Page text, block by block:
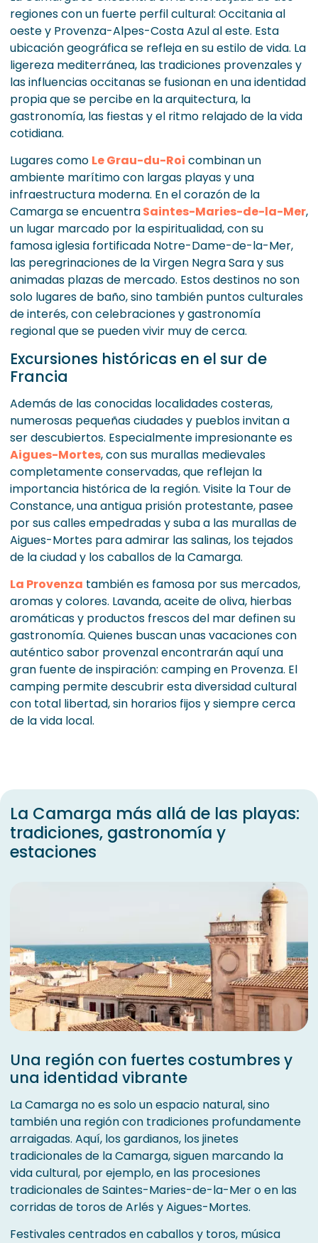
regiones con un fuerte perfil cultural: Occitania al
oeste y Provenza-Alpes-Costa Azul al este. Esta
ubicación geográfica se refleja en su estilo de vida. La
ligereza mediterránea, las tradiciones provenzales y
las influencias occitanas se fusionan en una identidad
propia que se percibe en la arquitectura, la
gastronomía, las fiestas y el ritmo relajado de la vida
cotidiana.
Lugares como Le Grau-du-Roi combinan un
ambiente marítimo con largas playas y una
infraestructura moderna. En el corazón de la
Camarga se encuentraSaintes-Maries-de-la-Mer,
un lugar marcado por la espiritualidad, con su
famosa iglesia fortificada Notre-Dame-de-la-Mer,
las peregrinaciones de la Virgen Negra Sara y sus
animadas plazas de mercado. Estos destinos no son
solo lugares de baño, sino también puntos culturales
de interés, con celebraciones y gastronomía
regional que se pueden vivir muy de cerca.
Excursiones históricas en el sur de
Francia
Además de las conocidas localidades costeras,
numerosas pequeñas ciudades y pueblos invitan a
ser descubiertos. Especialmente impresionante es
Aigues-Mortes, con sus murallas medievales
completamente conservadas, que reflejan la
importancia histórica de la región. Visite la Tour de
Constance, una antigua prisión protestante, pasee
por sus calles empedradas y suba a las murallas de
Aigues-Mortes para admirar las salinas, los tejados
de la ciudad y los caballos de la Camarga.
La Provenza también es famosa por sus mercados,
aromas y colores. Lavanda, aceite de oliva, hierbas
aromáticas y productos frescos del mar definen su
gastronomía. Quienes buscan unas vacaciones con
auténtico sabor provenzal encontrarán aquí una
gran fuente de inspiración: camping en Provenza. El
camping permite descubrir esta diversidad cultural
con total libertad, sin horarios fijos y siempre cerca
de la vida local.
La Camarga más allá de las playas:
tradiciones, gastronomía y
estaciones
Una región con fuertes costumbres y
una identidad vibrante
La Camarga no es solo un espacio natural, sino
también una región con tradiciones profundamente
arraigadas. Aquí, los gardianos, los jinetes
tradicionales de la Camarga, siguen marcando la
vida cultural, por ejemplo, en las procesiones
tradicionales de Saintes-Maries-de-la-Mer o en las
corridas de toros de Arlés y Aigues-Mortes.
Festivales centrados en caballos y toros, música